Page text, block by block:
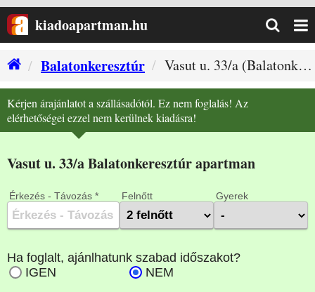
kiadoapartman.hu
Balatonkeresztúr
Vasut u. 33/a (Balatonkeresztúr szállás)
Kérjen árajánlatot a szállásadótól. Ez nem foglalás! Az
elérhetőségei ezzel nem kerülnek kiadásra!
Vasut u. 33/a Balatonkeresztúr apartman
Érkezés - Távozás * Felnőtt Gyerek